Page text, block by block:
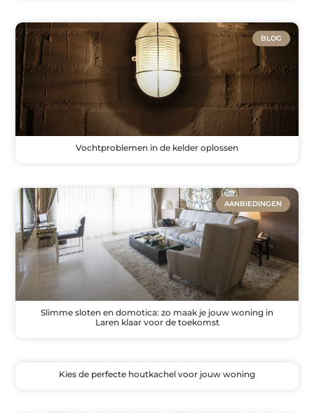
BLOG
Vochtproblemen in de kelder oplossen
AANBIEDINGEN
Slimme sloten en domotica: zo maak je jouw woning in
Laren klaar voor de toekomst
Kies de perfecte houtkachel voor jouw woning